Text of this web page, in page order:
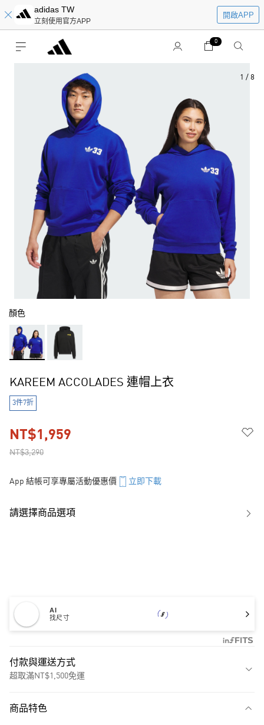
adidas TW
立刻使用官方APP
開啟APP
0
1 / 8
顏色
KAREEM ACCOLADES 連帽上衣
3件7折
NT$3,290
NT$1,959
App 結帳可享專屬活動優惠價 立即下載
請選擇商品選項
AI
找尺寸
付款與運送方式
超取滿NT$1,500免運
商品特色